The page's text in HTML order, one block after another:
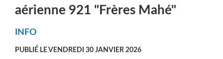
aérienne 921 "Frères Mahé"
INFO
PUBLIÉ LE VENDREDI 30 JANVIER 2026